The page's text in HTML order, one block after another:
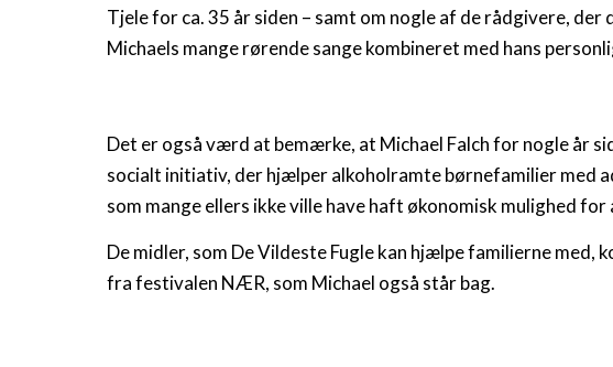
Tjele for ca. 35 år siden – samt om nogle af de rådgivere,
Michaels mange rørende sange kombineret med hans
Det er også værd at bemærke, at Michael Falch for nogle år
socialt initiativ, der hjælper alkoholramte børnefamilier med
som mange ellers ikke ville have haft økonomisk mulighed
De midler, som De Vildeste Fugle kan hjælpe familierne
fra festivalen NÆR, som Michael også står bag.